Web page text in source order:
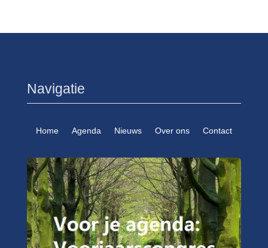
Navigatie
Home Agenda Nieuws Over ons Contact